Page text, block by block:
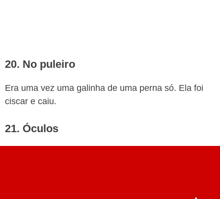
20. No puleiro
Era uma vez uma galinha de uma perna só. Ela foi
ciscar e caiu.
21. Óculos